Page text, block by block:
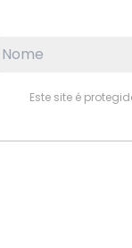
Este site é